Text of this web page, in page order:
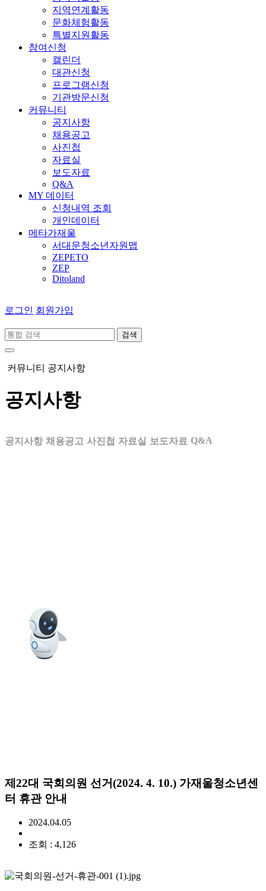
지역연계활동
문화체험활동
특별지원활동
참여신청
캘린더
대관신청
프로그램신청
기관방문신청
커뮤니티
공지사항
채용공고
사진첩
자료실
보도자료
Q&A
MY 데이터
신청내역 조회
개인데이터
메타가재울
서대문청소년자원맵
ZEPETO
ZEP
Ditoland
로그인 회원가입
검색
커뮤니티 공지사항
공지사항
공지사항 채용공고 사진첩 자료실 보도자료 Q&A
제22대 국회의원 선거(2024. 4. 10.) 가재울청소년센
터 휴관 안내
2024.04.05
조회 : 4,126